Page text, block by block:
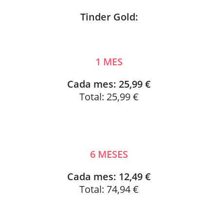
Tinder Gold:
1 MES
Cada mes: 25,99 €
Total: 25,99 €
6 MESES
Cada mes: 12,49 €
Total: 74,94 €